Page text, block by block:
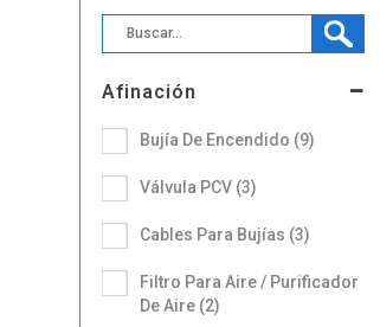
Afinación
Bujía De Encendido (9)
Válvula PCV (3)
Cables Para Bujías (3)
Filtro Para Aire / Purificador
De Aire (2)